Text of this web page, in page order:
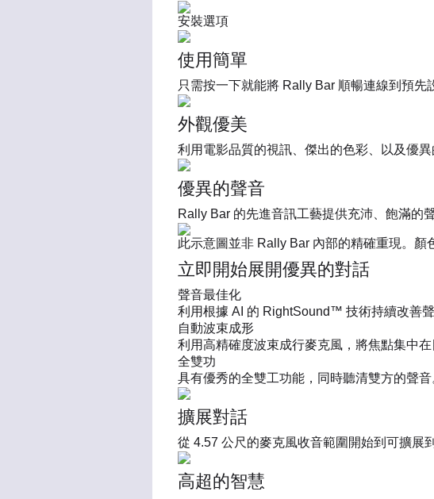
安裝選項
使用簡單
只需按一下就能將 Rally Bar 順暢連線到預
外觀優美
利用電影品質的視訊、傑出的色彩、以及優異
優異的聲音
Rally Bar 的先進音訊工藝提供充沛、飽滿的
此示意圖並非 Rally Bar 內部的精確重現。顏
立即開始展開優異的對話
聲音最佳化
利用根據 AI 的 RightSound™ 技術持續改善
自動波束成形
利用高精確度波束成行麥克風，將焦點集中在
全雙功
具有優秀的全雙工功能，同時聽清雙方的聲音
擴展對話
從 4.57 公尺的麥克風收音範圍開始到可擴展
高超的智慧